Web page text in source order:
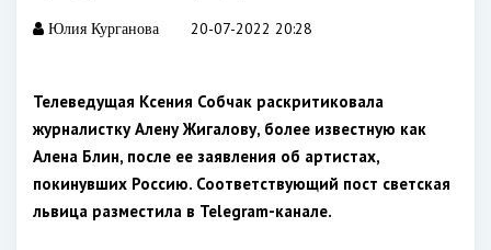
Юлия Курганова 20-07-2022 20:28
Телеведущая Ксения Собчак раскритиковала
журналистку Алену Жигалову, более известную как
Алена Блин, после ее заявления об артистах,
покинувших Россию. Соответствующий пост светская
львица разместила в Telegram-канале.